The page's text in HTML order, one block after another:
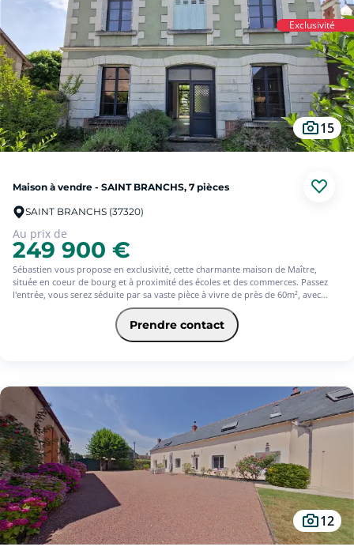
Exclusivité
15
Maison à vendre - SAINT BRANCHS, 7 pièces
SAINT BRANCHS (37320)
Au prix de
249 900 €
Sébastien vous propose en exclusivité, cette charmante maison de Maître,
située en coeur de bourg et à proximité des écoles et des commerces. Passez
l'entrée, vous serez séduite par sa vaste pièce à vivre de près de 60m², avec
cuisine américaine aménagée et équipée, ainsi que ses 5 belles chambres.
Aménagée sur 3 étages, cette maison familiale vous offrira des volumes
exceptionnelles pour recevoir famille et amis. Nécessitant divers travaux de
finitions, vous apprécierez son habitabilité immédiate, ainsi que son jardin clos
Prendre contact
12